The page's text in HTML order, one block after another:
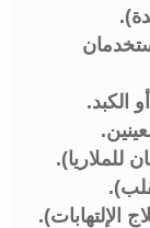
الكبد.
للملاريا).
الإلتهابات).